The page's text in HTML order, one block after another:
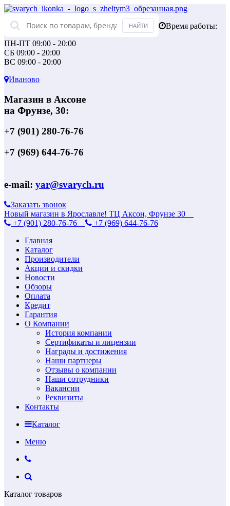
Время работы:
ПН-ПТ 09:00 - 20:00
СБ 09:00 - 20:00
ВС 09:00 - 20:00
Иваново
Магазин в Аксоне
на Фрунзе, 30:
+7 (901) 280-76-76
+7 (969) 644-76-76
e-mail: yar@svarych.ru
Заказать звонок
Новый магазин в Ярославле! ТЦ Аксон, Фрунзе 30
+7 (901) 280-76-76
+7 (969) 644-76-76
Главная
Каталог
Производители
Акции и скидки
Новости
Обзоры
Оплата
Кредит
Гарантия
О Компании
История компании
Сертификаты и лицензии
Награды и достижения
Наши партнеры
Отзывы о компании
Наши сотрудники
Вакансии
Реквизиты
Контакты
Каталог
Меню
Каталог товаров